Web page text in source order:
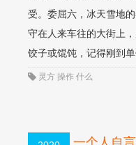
受。委屈六，冰天雪地
守在人来车往的大街上
饺子或馄饨，记得刚到
灵方 操作 什么
一个人自